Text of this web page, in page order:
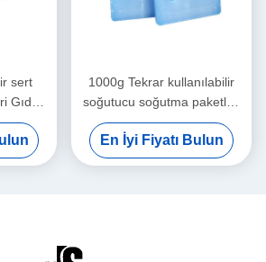
sert
Gıda
Bira
1000g Tekrar kullanılabilir
soğutucu soğutma paketleri
Uzun süreli soğutma zinciri
taşımacılığı Dondurulmuş
gıdalar için
En İyi Fiyatı Bulun